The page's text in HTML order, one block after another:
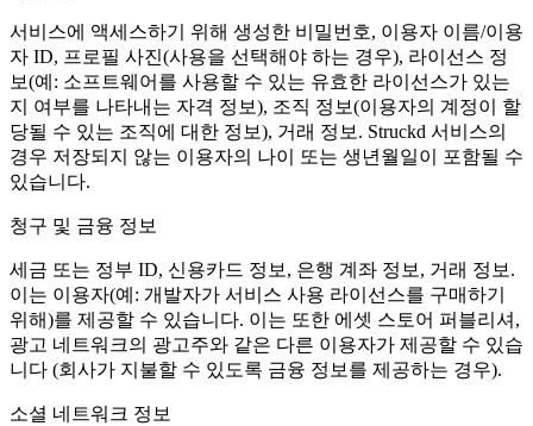
서비스에 액세스하기 위해 생성한 비밀번호, 이용자 이름/이용
자 ID, 프로필 사진(사용을 선택해야 하는 경우), 라이선스 정
보(예: 소프트웨어를 사용할 수 있는 유효한 라이선스가 있는
지 여부를 나타내는 자격 정보), 조직 정보(이용자의 계정이 할
당될 수 있는 조직에 대한 정보), 거래 정보. Struckd 서비스의
경우 저장되지 않는 이용자의 나이 또는 생년월일이 포함될 수
있습니다.
청구 및 금융 정보
세금 또는 정부 ID, 신용카드 정보, 은행 계좌 정보, 거래 정보.
이는 이용자(예: 개발자가 서비스 사용 라이선스를 구매하기
위해)를 제공할 수 있습니다. 이는 또한 에셋 스토어 퍼블리셔,
광고 네트워크의 광고주와 같은 다른 이용자가 제공할 수 있습
니다 (회사가 지불할 수 있도록 금융 정보를 제공하는 경우).
소셜 네트워크 정보